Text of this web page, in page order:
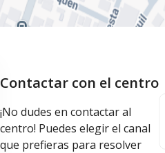
Contactar con el centro
¡No dudes en contactar al
centro! Puedes elegir el canal
que prefieras para resolver